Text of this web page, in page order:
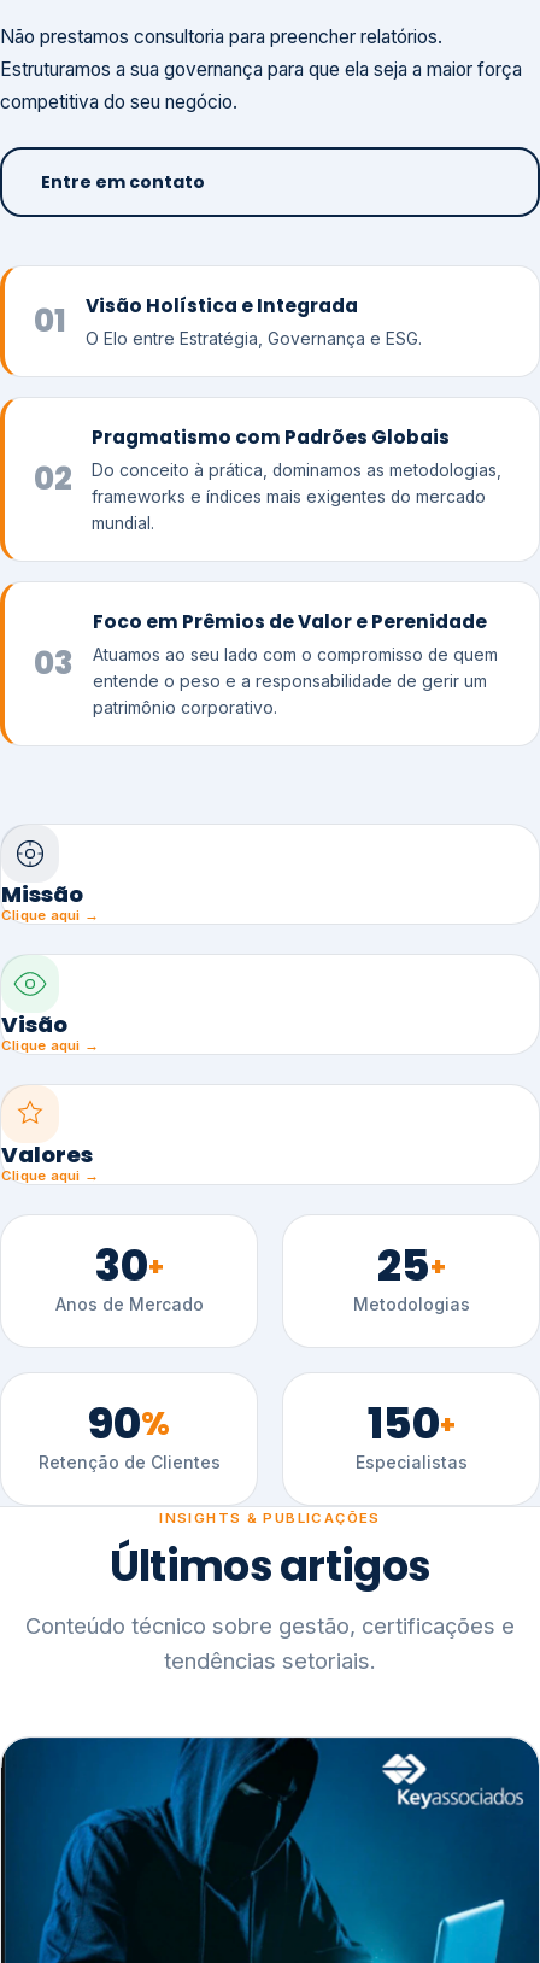
Não prestamos consultoria para preencher relatórios.
Estruturamos a sua governança para que ela seja a maior força
competitiva do seu negócio.
Entre em contato
01 Visão Holística e Integrada
O Elo entre Estratégia, Governança e ESG.
02
Pragmatismo com Padrões Globais
Do conceito à prática, dominamos as metodologias,
frameworks e índices mais exigentes do mercado
mundial.
03
Foco em Prêmios de Valor e Perenidade
Atuamos ao seu lado com o compromisso de quem
entende o peso e a responsabilidade de gerir um
patrimônio corporativo.
Missão
Clique aqui →
Visão
Clique aqui →
Valores
Clique aqui →
30+
Anos de Mercado
25+
Metodologias
90%
Retenção de Clientes
150+
Especialistas
INSIGHTS & PUBLICAÇÕES
Últimos artigos
Conteúdo técnico sobre gestão, certificações e
tendências setoriais.